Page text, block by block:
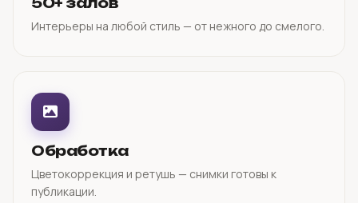
Интерьеры на любой стиль — от нежного до смелого.
Обработка
Цветокоррекция и ретушь — снимки готовы к
публикации.